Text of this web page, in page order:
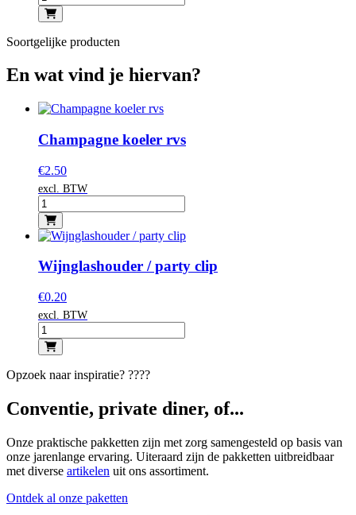
Soortgelijke producten
En wat vind je hiervan?
Champagne koeler rvs
€2.50
excl. BTW
Wijnglashouder / party clip
€0.20
excl. BTW
Opzoek naar inspiratie? ????
Conventie, private diner, of...
Onze praktische pakketten zijn met zorg samengesteld op basis van
onze jarenlange ervaring. Uiteraard zijn de pakketten uitbreidbaar
met diverse artikelen uit ons assortiment.
Ontdek al onze paketten